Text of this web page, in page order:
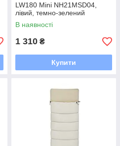
LW180 Mini NH21MSD04,
лівий, темно-зелений
В наявності
1 310 ₴
Купити